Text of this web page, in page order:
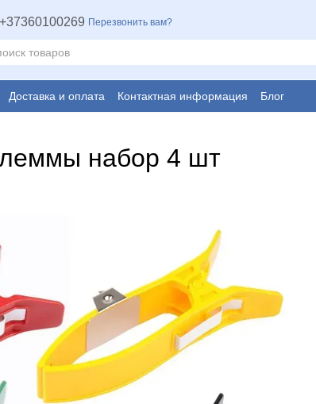
+37360100269 Перезвонить вам?
Доставка и оплата Контактная информация Блог
набор 4 шт